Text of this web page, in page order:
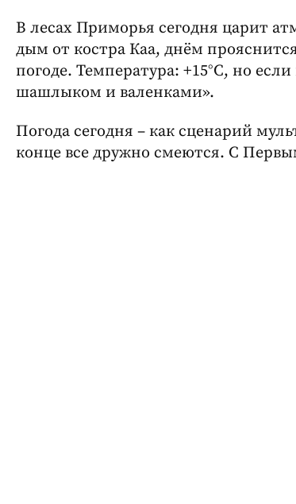
В лесах Приморья сегодня царит
дым от костра Каа, днём
погоде. Температура: +15°C, но
шашлыком и валенками».
Погода сегодня – как сценарий
конце все дружно смеются. С